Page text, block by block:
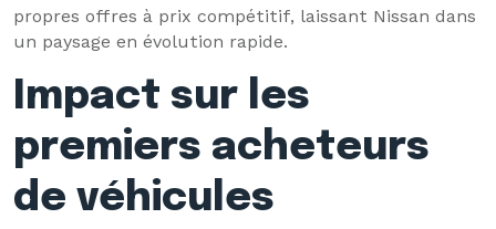
propres offres à prix compétitif, laissant Nissan dans
un paysage en évolution rapide.
Impact sur les
premiers acheteurs
de véhicules